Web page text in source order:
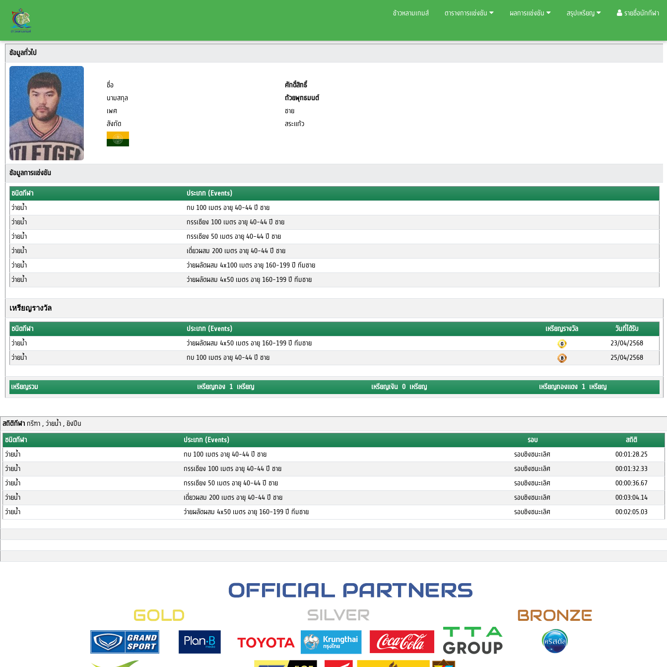
ข้าวหลามเกมส์ ตารางการแข่งขัน ผลการแข่งขัน สรุปเหรียญ รายชื่อนักกีฬา
ข้อมูลทั่วไป
ชื่อ
ศักดิ์สิทธิ์
นามสกุล
ถ้วยพุทธมนต์
เพศ
ชาย
สังกัด
สระแก้ว
ข้อมูลการแข่งขัน
ชนิดกีฬา
ประเภท (Events)
ว่ายน้ำ
กบ 100 เมตร อายุ 40-44 ปี ชาย
ว่ายน้ำ
กรรเชียง 100 เมตร อายุ 40-44 ปี ชาย
ว่ายน้ำ
กรรเชียง 50 เมตร อายุ 40-44 ปี ชาย
ว่ายน้ำ
เดี่ยวผสม 200 เมตร อายุ 40-44 ปี ชาย
ว่ายน้ำ
ว่ายผลัดผสม 4x100 เมตร อายุ 160-199 ปี ทีมชาย
ว่ายน้ำ
ว่ายผลัดผสม 4x50 เมตร อายุ 160-199 ปี ทีมชาย
เหรียญรางวัล
ชนิดกีฬา ประเภท (Events) เหรียญรางวัล
วันที่ได้รับ
ว่ายน้ำ
ว่ายผลัดผสม 4x50 เมตร อายุ 160-199 ปี ทีมชาย
23/04/2568
ว่ายน้ำ
กบ 100 เมตร อายุ 40-44 ปี ชาย 25/04/2568
เหรียญรวม เหรียญทอง 1 เหรียญ เหรียญเงิน 0 เหรียญ เหรียญทองแดง 1 เหรียญ
สถิติกีฬากรีฑา , ว่ายน้ำ , ยิงปืน
ชนิดกีฬา
ประเภท (Events) รอบ
สถิติ
ว่ายน้ำ
กบ 100 เมตร อายุ 40-44 ปี ชาย รอบชิงชนะเลิศ
00:01:28.25
ว่ายน้ำ
กรรเชียง 100 เมตร อายุ 40-44 ปี ชาย รอบชิงชนะเลิศ
00:01:32.33
ว่ายน้ำ
กรรเชียง 50 เมตร อายุ 40-44 ปี ชาย รอบชิงชนะเลิศ
00:00:36.67
ว่ายน้ำ
เดี่ยวผสม 200 เมตร อายุ 40-44 ปี ชาย รอบชิงชนะเลิศ
00:03:04.14
ว่ายน้ำ
ว่ายผลัดผสม 4x50 เมตร อายุ 160-199 ปี ทีมชาย รอบชิงชนะเลิศ 00:02:05.03